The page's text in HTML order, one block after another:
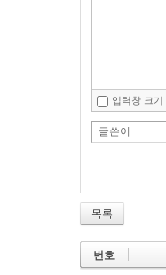
입력창 크기
글쓴이
목록
번호